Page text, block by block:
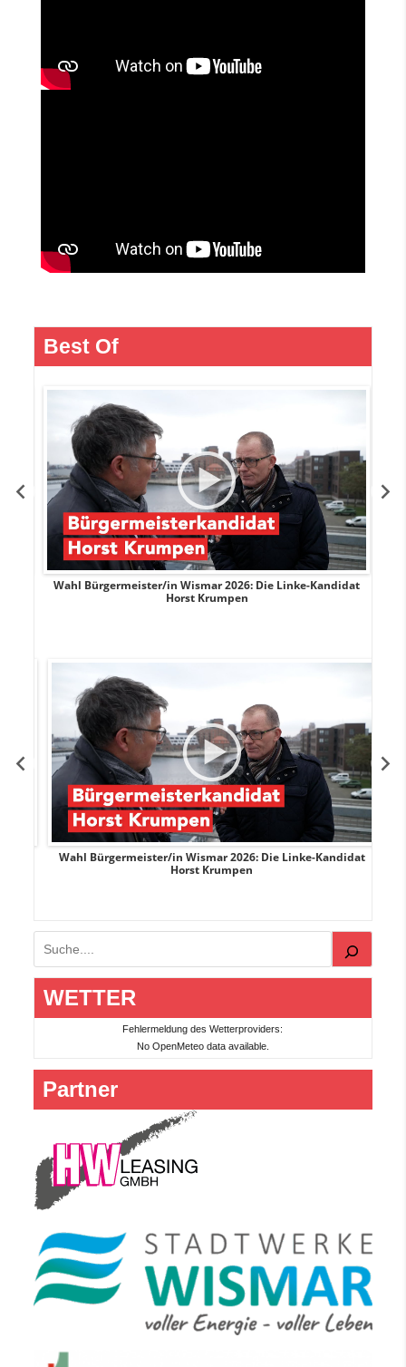
Best Of
Wahl Bürgermeister/in Wismar 2026: Die Linke-Kandidat
Horst Krumpen
Wahl Bürgermeister/in Wismar 2026: Die Linke-Kandidat
Horst Krumpen
Suchen
WETTER
Fehlermeldung des Wetterproviders:
No OpenMeteo data available.
Partner